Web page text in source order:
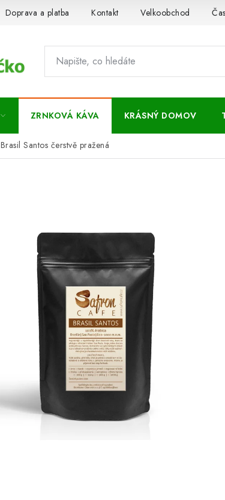
Doprava a platba Kontakt Velkoobchod
ZRNKOVÁ KÁVA KRÁSNÝ DOMOV
Brasil Santos čerstvě pražená